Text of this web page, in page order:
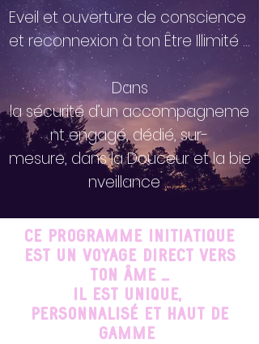
Eveil et ouverture de conscience
et reconnexion à ton Être Illimité …
Dans
la sécurité d’un accompagneme
nt engagé, dédié, sur-
mesure, dans la Douceur et la bie
nveillance …
Ce programme initiatique
est un Voyage direct vers
ton Âme ...
Il est unique,
personnalisé et haut de
gamme